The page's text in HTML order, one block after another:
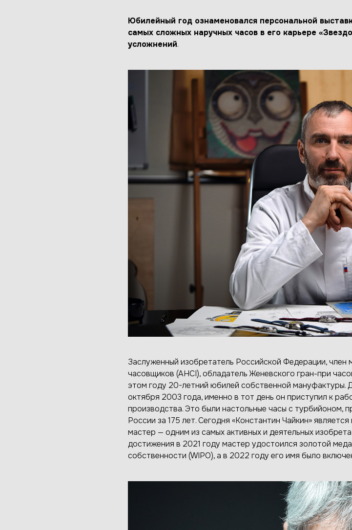
Юбилейный год ознаменовался персональной
самых сложных наручных часов в его карьере
усложнений.
Заслуженный изобретатель Российской Федерации,
часовщиков (AHCI), обладатель Женевского гран-при
этом году 20-летний юбилей собственной мануфактуры.
октября 2003 года, именно в тот день он приступил к
производства. Это были настольные часы с турбийоном,
России за 175 лет. Сегодня «Константин Чайкин»
мастер — одним из самых активных и деятельных
достижения в 2021 году мастер удостоился золотой
собственности (WIPO), а в 2022 году его имя было